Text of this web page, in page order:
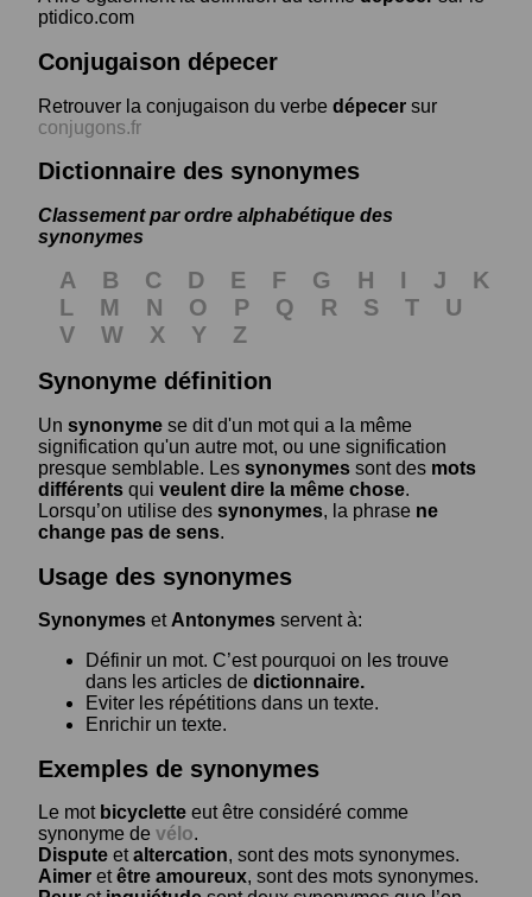
ptidico.com
Conjugaison dépecer
Retrouver la conjugaison du verbe dépecer sur
conjugons.fr
Dictionnaire des synonymes
Classement par ordre alphabétique des
synonymes
A B C D E F G H I J
K
L
M N O P Q R S T
U
V
W X Y
Z
Synonyme définition
Un synonyme se dit d'un mot qui a la même
signification qu'un autre mot, ou une signification
presque semblable. Les synonymes sont des mots
différents qui veulent dire la même chose.
Lorsqu’on utilise des synonymes, la phrase ne
change pas de sens.
Usage des synonymes
Synonymes et Antonymes servent à:
Définir un mot. C’est pourquoi on les trouve
dans les articles de dictionnaire.
Eviter les répétitions dans un texte.
Enrichir un texte.
Exemples de synonymes
Le mot bicyclette eut être considéré comme
synonyme de vélo.
Dispute etaltercation, sont des mots synonymes.
Aimer etêtre amoureux, sont des mots synonymes.